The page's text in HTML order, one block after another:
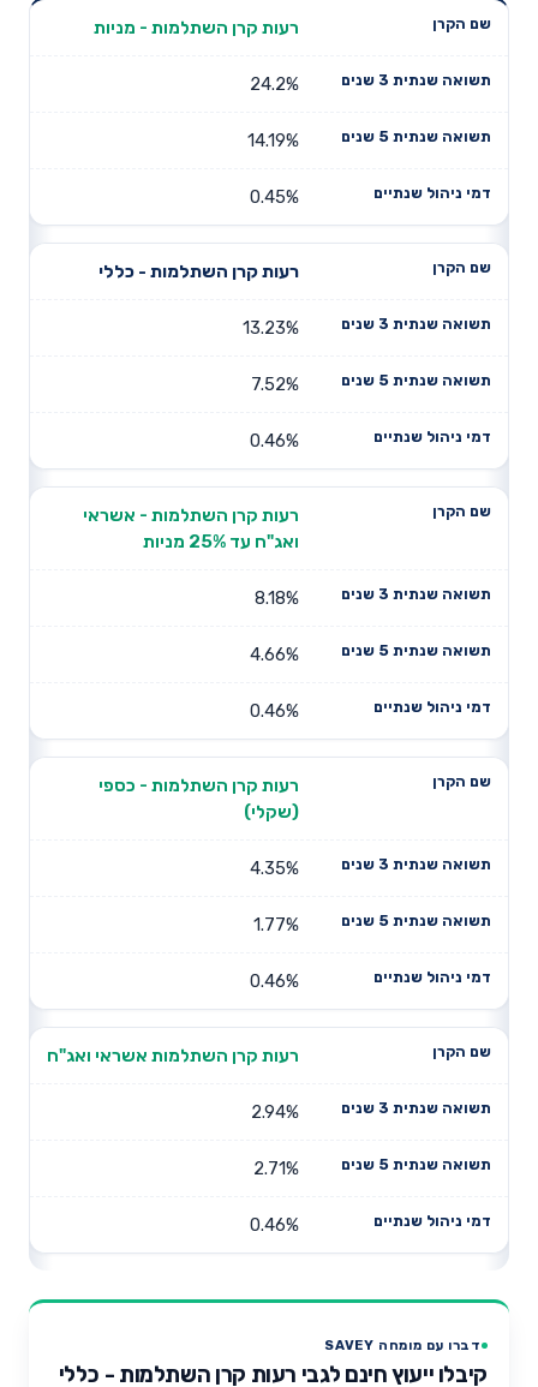
שנים
תשואה
רעות קרן השתלמות - מניות
24.2%
14.19%
0.45%
רעות קרן השתלמות - כללי
13.23%
7.52%
0.46%
רעות קרן השתלמות - אשראי
ואג"ח עד 25% מניות
8.18%
4.66%
0.46%
רעות קרן השתלמות - כספי
(שקלי)
4.35%
1.77%
0.46%
רעות קרן השתלמות אשראי ואג"ח
2.94%
2.71%
0.46%
דברו עם מומחה SAVEY
קיבלו ייעוץ חינם לגבי רעות קרן השתלמות - כללי